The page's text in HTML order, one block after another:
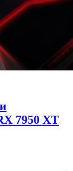
7950 XT